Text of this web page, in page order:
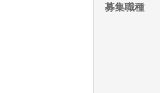
募集職種